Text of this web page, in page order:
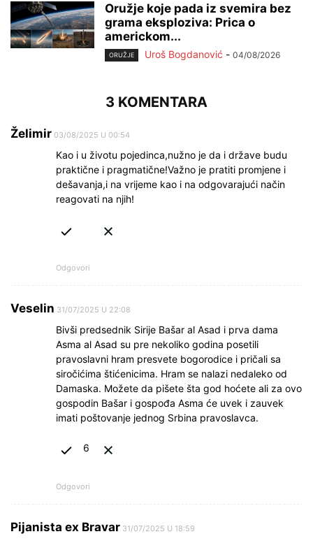
Oružje koje pada iz svemira bez
grama eksploziva: Prica o
americkom...
ORUŽJE Uroš Bogdanović - 04/08/2026
3 KOMENTARA
Želimir 03/08/2025 U 00:54
Kao i u životu pojedinca,nužno je da i države budu
praktične i pragmatične!Važno je pratiti promjene i
dešavanja,i na vrijeme kao i na odgovarajući način
reagovati na njih!
Odgovori
Veselin 31/07/2025 U 22:08
Bivši predsednik Sirije Bašar al Asad i prva dama
Asma al Asad su pre nekoliko godina posetili
pravoslavni hram presvete bogorodice i pričali sa
siročićima štićenicima. Hram se nalazi nedaleko od
Damaska. Možete da pišete šta god hoćete ali za ovo
gospodin Bašar i gospođa Asma će uvek i zauvek
imati poštovanje jednog Srbina pravoslavca.
6
Odgovori
Pijanista ex Bravar 31/07/2025 U 18:59